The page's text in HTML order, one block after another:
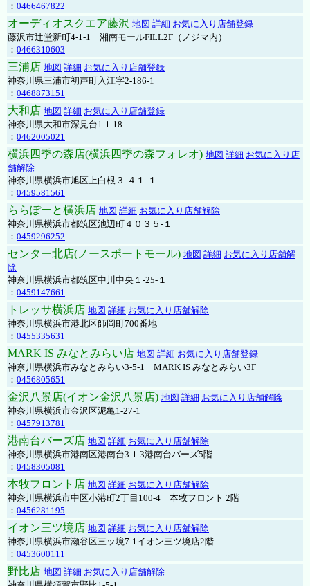
： 0466467822
オーディオスクエア藤沢 地図 詳細 お気に入り店舗登録
藤沢市辻堂新町4-1-1 湘南モールFILL2F（ノジマ内）
： 0466310603
三浦店 地図 詳細 お気に入り店舗登録
神奈川県三浦市初声町入江字2-186-1
： 0468873151
大和店 地図 詳細 お気に入り店舗登録
神奈川県大和市深見台1-1-18
： 0462005021
横浜四季の森店(横浜四季の森フォレオ) 地図 詳細 お気に入り店
舗解除
神奈川県横浜市旭区上白根３-４１-１
： 0459581561
ららぽーと横浜店 地図 詳細 お気に入り店舗解除
神奈川県横浜市都筑区池辺町４０３５-１
： 0459296252
センター北店(ノースポートモール) 地図 詳細 お気に入り店舗解
除
神奈川県横浜市都筑区中川中央１-25-１
： 0459147661
トレッサ横浜店 地図 詳細 お気に入り店舗解除
神奈川県横浜市港北区師岡町700番地
： 0455335631
MARK IS みなとみらい店 地図 詳細 お気に入り店舗登録
神奈川県横浜市みなとみらい3-5-1 MARK IS みなとみらい3F
： 0456805651
金沢八景店(イオン金沢八景店) 地図 詳細 お気に入り店舗解除
神奈川県横浜市金沢区泥亀1-27-1
： 0457913781
港南台バーズ店 地図 詳細 お気に入り店舗解除
神奈川県横浜市港南区港南台3-1-3港南台バーズ5階
： 0458305081
本牧フロント店 地図 詳細 お気に入り店舗解除
神奈川県横浜市中区小港町2丁目100-4 本牧フロント 2階
： 0456281195
イオン三ツ境店 地図 詳細 お気に入り店舗解除
神奈川県横浜市瀬谷区三ッ境7-1イオン三ツ境店2階
： 0453600111
野比店 地図 詳細 お気に入り店舗解除